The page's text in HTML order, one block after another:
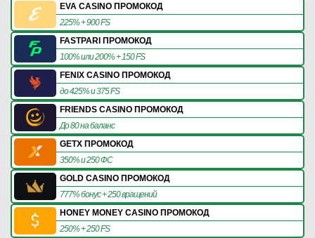
EVA CASINO ПРОМОКОД
225% + 900 FS
FASTPARI ПРОМОКОД
100% или 200% + 150 FS
FENIX CASINO ПРОМОКОД
до 425% и 375 FS
FRIENDS CASINO ПРОМОКОД
До 80 на баланс
GETX ПРОМОКОД
350% и 250 ФС
GOLD CASINO ПРОМОКОД
777% бонус + 250 вращений
HONEY MONEY CASINO ПРОМОКОД
250% + 250 FS